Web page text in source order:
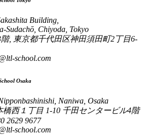
Building,
Sudachō, Chiyoda, Tokyo
, 東京都千代田区神田須田町2丁目6-
school.com
Osaka
Naniwa, Osaka
橋西１丁目 1-10 千田センタービル4階
2629 9677
school.com